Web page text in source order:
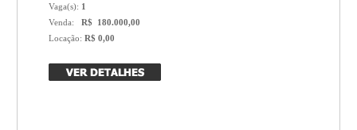
Vaga(s): 1
Venda:
R$ 180.000,00
Locação:R$ 0,00